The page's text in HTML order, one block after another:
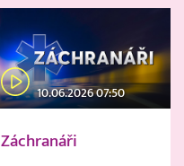
10.06.2026 07:50
Záchranáři